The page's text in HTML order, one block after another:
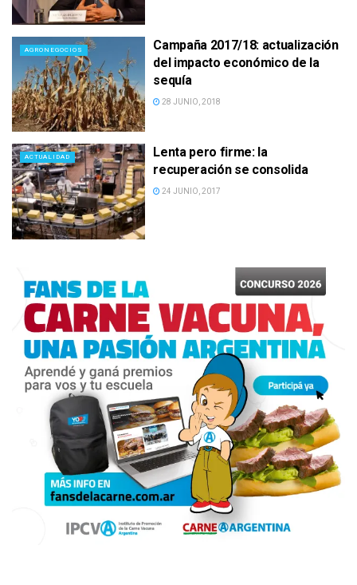
AGRONEGOCIOS
Campaña 2017/18: actualización
del impacto económico de la
sequía
28 JUNIO, 2018
ACTUALIDAD
Lenta pero firme: la
recuperación se consolida
24 JUNIO, 2017